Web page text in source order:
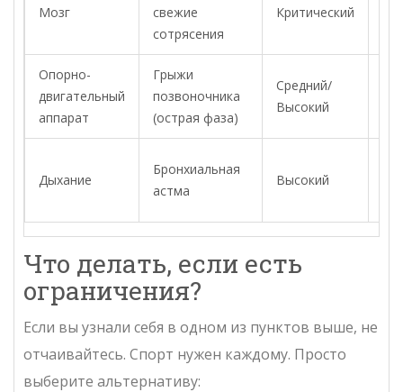
Мозг
свежие
сотрясения
Критический
Опорно-
двигательный
аппарат
Грыжи
позвоночника
(острая фаза)
Средний/
Высокий
Дыхание
Бронхиальная
астма
Высокий
Что делать, если есть
ограничения?
Если вы узнали себя в одном из пунктов выше, не
отчаивайтесь. Спорт нужен каждому. Просто
выберите альтернативу: